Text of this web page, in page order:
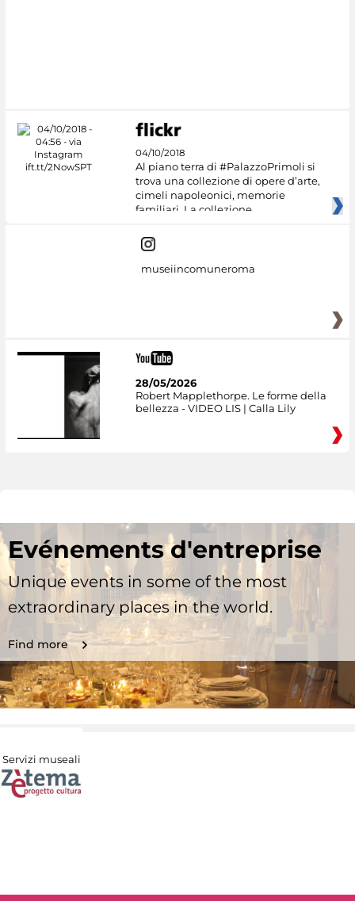
04/10/2018
Al piano terra di #PalazzoPrimoli si
trova una collezione di opere d’arte,
cimeli napoleonici, memorie
familiari. La collezione
museiincomuneroma
28/05/2026
Robert Mapplethorpe. Le forme della
bellezza - VIDEO LIS | Calla Lily
Evénements d'entreprise
Unique events in some of the most
extraordinary places in the world.
Find more
Servizi museali